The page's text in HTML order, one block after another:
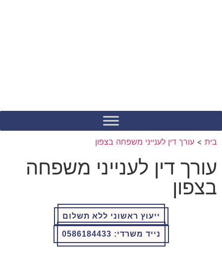
בית > עורך דין לענייני משפחה בצפון
עורך דין לענייני משפחה
בצפון
ייעוץ ראשוני ללא תשלום
נייד משרדי: 0586184433